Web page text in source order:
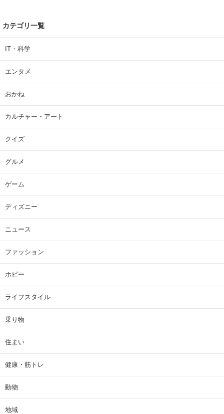
カテゴリ一覧
IT・科学
エンタメ
おかね
カルチャー・アート
クイズ
グルメ
ゲーム
ディズニー
ニュース
ファッション
ホビー
ライフスタイル
乗り物
住まい
健康・筋トレ
動物
地域